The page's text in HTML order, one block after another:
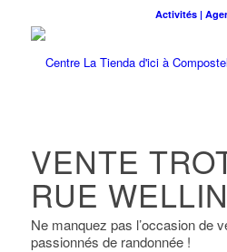
Activités |
VENTE
RUE
Ne manquez pas l’occasion de
passionnés de randonnée !